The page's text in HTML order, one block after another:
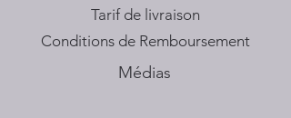
Tarif de livraison
Conditions de Remboursement
Médias